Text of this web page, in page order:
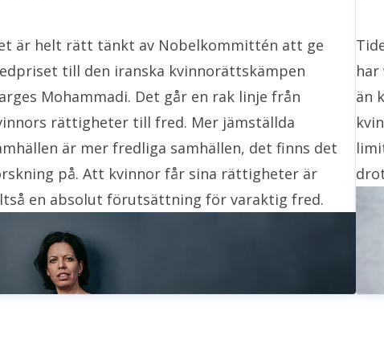
är helt rätt tänkt av Nobelkommittén att ge
till den iranska kvinnorättskämpen
Mohammadi. Det går en rak linje från
rättigheter till fred. Mer jämställda
är mer fredliga samhällen, det finns det
på. Att kvinnor får sina rättigheter är
en absolut förutsättning för varaktig fred.
än